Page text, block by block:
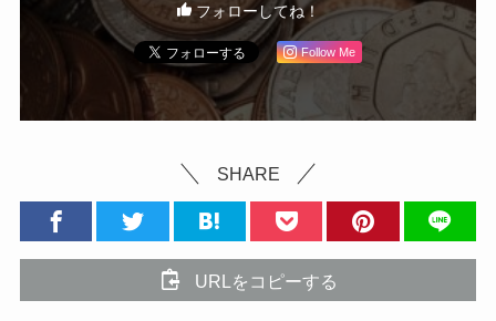
フォローしてね！
Follow Me
SHARE
URLをコピーする